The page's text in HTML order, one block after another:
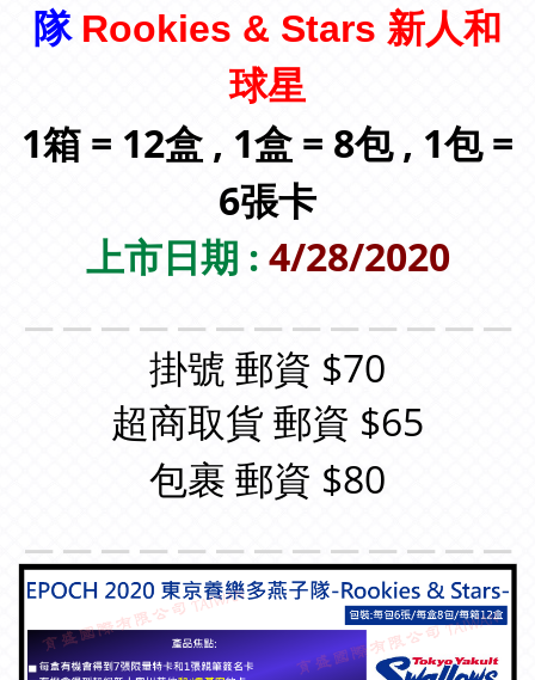
隊 Rookies & Stars 新人和
球星
1箱 = 12盒 , 1盒 = 8包 , 1包 =
6張卡
上市日期 : 4/28/2020
掛號 郵資 $70
超商取貨 郵資 $65
包裹 郵資 $80